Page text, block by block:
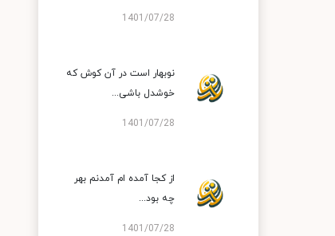
1401/07/28
نوبهار است در آن کوش که
خوشدل باشی...
1401/07/28
از کجا آمده‌ ام آمدنم بهر
چه بود...
1401/07/28